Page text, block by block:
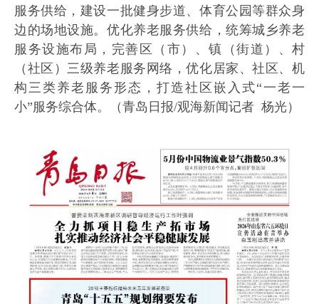
服务供给，建设一批健身步道、体育公园等群众身
边的场地设施。优化养老服务供给，统筹城乡养老
服务设施布局，完善区（市）、镇（街道）、村
（社区）三级养老服务网络，优化居家、社区、机
构三类养老服务形态，打造社区嵌入式“一老一
小”服务综合体。（青岛日报/观海新闻记者 杨光）